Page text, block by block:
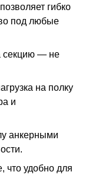
гибко
под любые
секцию — не
на полку
и
анкерными
что удобно для